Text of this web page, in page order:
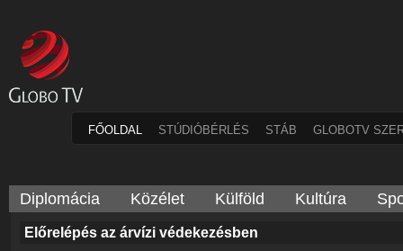
FŐOLDAL STÚDIÓBÉRLÉS STÁB GLOBOTV
Diplomácia Közélet Külföld Kultúra
Előrelépés az árvízi védekezésben